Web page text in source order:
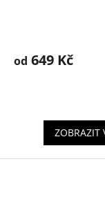
produktu
hvězdiček.
od 649 Kč
ZOBRAZIT
Z